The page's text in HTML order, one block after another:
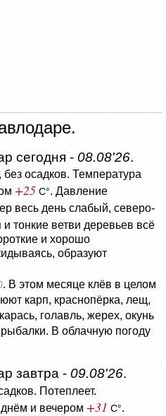
сегодня - 08.08'26.
осадков. Температура
+25 C°. Давление
весь день слабый, северо-
и тонкие ветви деревьев всё
и хорошо
образуют
. В этом месяце клёв в целом
карп, краснопёрка, лещ,
голавль, жерех, окунь
В облачную погоду
завтра - 09.08'26.
Потеплеет.
днём и вечером +31 C°.